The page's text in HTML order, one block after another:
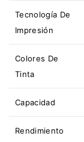
Tecnología De
Impresión
Colores De
Tinta
Capacidad
Rendimiento